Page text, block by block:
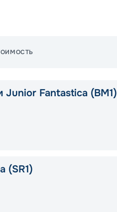
Junior Fantastica (BM1)
(SR1)